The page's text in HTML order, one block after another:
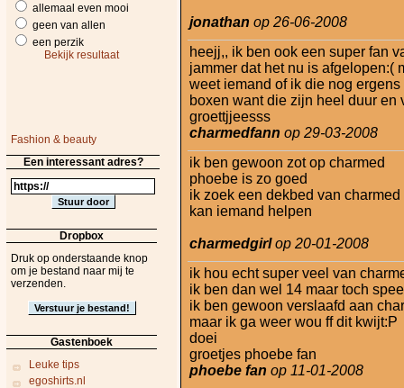
allemaal even mooi
geen van allen
een perzik
Bekijk resultaat
Fashion & beauty
Een interessant adres?
Dropbox
Druk op onderstaande knop
om je bestand naar mij te
verzenden.
Gastenboek
Leuke tips
egoshirts.nl
jonathan op 26-06-2008
heejj,, ik ben ook een super fan
jammer dat het nu is afgelopen:(
weet iemand of ik die nog
boxen want die zijn heel duur
groettjjeesss
charmedfann op 29-03-2008
ik ben gewoon zot op charmed
phoebe is zo goed
ik zoek een dekbed van
kan iemand helpen
charmedgirlop 20-01-2008
ik hou echt super veel van
ik ben dan wel 14 maar toch
ik ben gewoon verslaafd aan
maar ik ga weer wou ff dit kwijt:P
doei
groetjes phoebe fan
phoebe fan op 11-01-2008